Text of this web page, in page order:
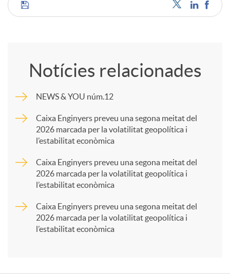
C
p
Notícies relacionades
NEWS & YOU núm.12
Caixa Enginyers preveu una segona meitat del
2026 marcada per la volatilitat geopolítica i
l’estabilitat econòmica
Caixa Enginyers preveu una segona meitat del
2026 marcada per la volatilitat geopolítica i
l’estabilitat econòmica
Caixa Enginyers preveu una segona meitat del
2026 marcada per la volatilitat geopolítica i
l’estabilitat econòmica